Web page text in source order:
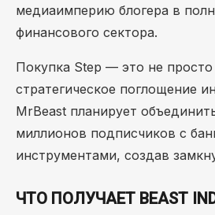
медиаимперию блогера в
финансового сектора.
Покупка Step — это не
стратегическое поглощение
MrBeast планирует
миллионов подписчиков с
инструментами, создав
ЧТО ПОЛУЧАЕТ BEAST